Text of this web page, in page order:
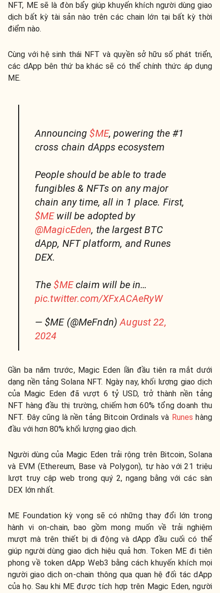
NFT, ME sẽ là đòn bẩy giúp khuyến khích người dùng giao
dịch bất kỳ tài sản nào trên các chain lớn tại bất kỳ thời
điểm nào.
Cùng với hệ sinh thái NFT và quyền sở hữu số phát triển,
các dApp bên thứ ba khác sẽ có thể chính thức áp dụng
ME.
Announcing$ME, powering the #1
cross chain dApps ecosystem
People should be able to trade
fungibles & NFTs on any major
chain any time, all in 1 place. First,
$MEwill be adopted by
@MagicEden, the largest BTC
dApp, NFT platform, and Runes
DEX.
The$MEclaim will be in…
pic.twitter.com/XFxACAeRyW
— $ME (@MeFndn)August 22,
2024
Gần ba năm trước, Magic Eden lần đầu tiên ra mắt dưới
dạng nền tảng Solana NFT. Ngày nay, khối lượng giao dịch
của Magic Eden đã vượt 6 tỷ USD, trở thành nền tảng
NFT hàng đầu thị trường, chiếm hơn 60% tổng doanh thu
NFT. Đây cũng là nền tảng Bitcoin Ordinals và Runes hàng
đầu với hơn 80% khối lượng giao dịch.
Người dùng của Magic Eden trải rộng trên Bitcoin, Solana
và EVM (Ethereum, Base và Polygon), tự hào với 21 triệu
lượt truy cập web trong quý 2, ngang bằng với các sàn
DEX lớn nhất.
ME Foundation kỳ vọng sẽ có những thay đổi lớn trong
hành vi on-chain, bao gồm mong muốn về trải nghiệm
mượt mà trên thiết bị di động và dApp đầu cuối có thể
giúp người dùng giao dịch hiệu quả hơn. Token ME đi tiên
phong về token dApp Web3 bằng cách khuyến khích mọi
người giao dịch on-chain thông qua quan hệ đối tác dApp
của họ. Sau khi ME được tích hợp trên Magic Eden, người